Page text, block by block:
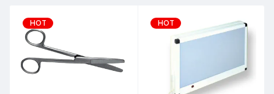
HOT HOT